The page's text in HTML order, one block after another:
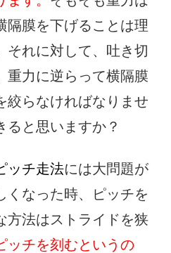
隔膜を下げることは理
それに対して、吐き切
重力に逆らって横隔膜
絞らなければなりませ
ると思いますか？
ッチ走法には大問題が
くなった時、ピッチを
方法はストライドを狭
ッチを刻むというの